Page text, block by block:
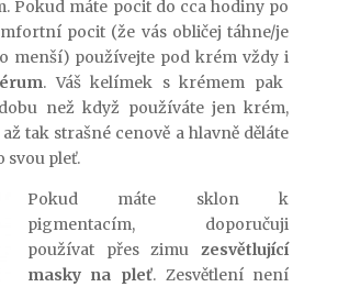
Pokud máte pocit do cca hodiny po
pocit (že vás obličej táhne/je
menší) používejte pod krém vždy i
. Váš kelímek s krémem pak
než když používáte jen krém,
tak strašné cenově a hlavně děláte
svou pleť.
Pokud máte sklon k
pigmentacím, doporučuji
používat přes zimuzesvětlující
masky na pleť. Zesvětlení není